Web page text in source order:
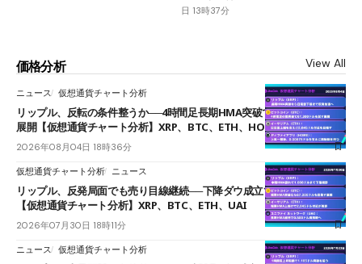
日 13時37分
価格分析 View All
ニュース 仮想通貨チャート分析
リップル、反転の条件整うか──4時間足長期HMA突破で雲下端を目指す
展開【仮想通貨チャート分析】XRP、BTC、ETH、HOME
2026年08月04日 18時36分
仮想通貨チャート分析 ニュース
リップル、反発局面でも売り目線継続──下降ダウ成立で下値追う展開
【仮想通貨チャート分析】XRP、BTC、ETH、UAI
2026年07月30日 18時11分
ニュース 仮想通貨チャート分析